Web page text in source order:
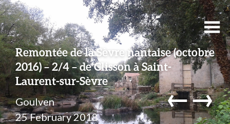
Remontée de la Sèvre nantaise (octobre
2016) – 2/4 – de Clisson à Saint-
Laurent-sur-Sèvre
Goulven
25 February 2018
←→